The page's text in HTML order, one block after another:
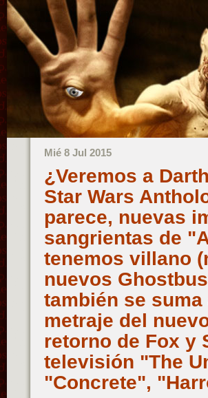
Mié 8 Jul 2015
¿Veremos a
Star Wars
parece, nuevas
sangrientas de
tenemos villano
nuevos
también se suma
metraje del
retorno de Fox y
televisión "The
"Concrete",